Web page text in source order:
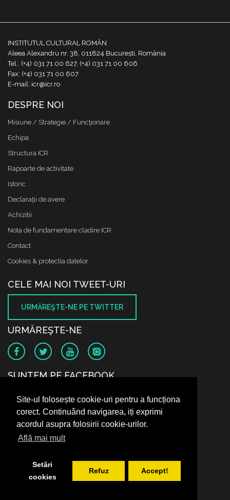
Site-ul folosește cookie-uri pentru a funcționa
corect. Continuând navigarea, iți exprimi
acordul asupra folosirii cookie-urilor.
Află mai mult
Setări
cookies
Refuz Accept!
INSTITUTUL CULTURAL ROMÂN
Aleea Alexandru nr. 38, 011824 București, România
Tel.: (+4) 031 71 00 627, (+4) 031 71 00 606
Fax: (+4) 031 71 00 607
E-mail: icr@icr.ro
DESPRE NOI
Misiune / Strategie / Funcţionare
Echipa
Structura ICR
Rapoarte de activitate
Istoric
Declaraţii de avere
Achizitii
Nota de fundamentare cladire ICR
Contact
Cookies & protectia datelor
CELE MAI NOI TWEET-URI
URMĂREŞTE-NE PE TWITTER
URMĂREŞTE-NE
SUNTEM PE FACEBOOK